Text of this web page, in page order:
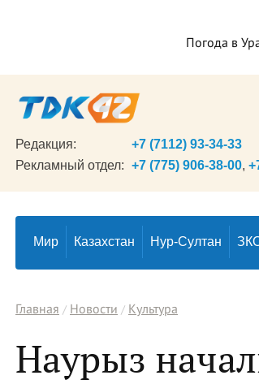
Погода в
Редакция:
+7 (7112) 93-34-33
Рекламный отдел: +7 (775) 906-38-00,
Мир Казахстан Нур-Султан
Главная Новости Культура
Наурыз